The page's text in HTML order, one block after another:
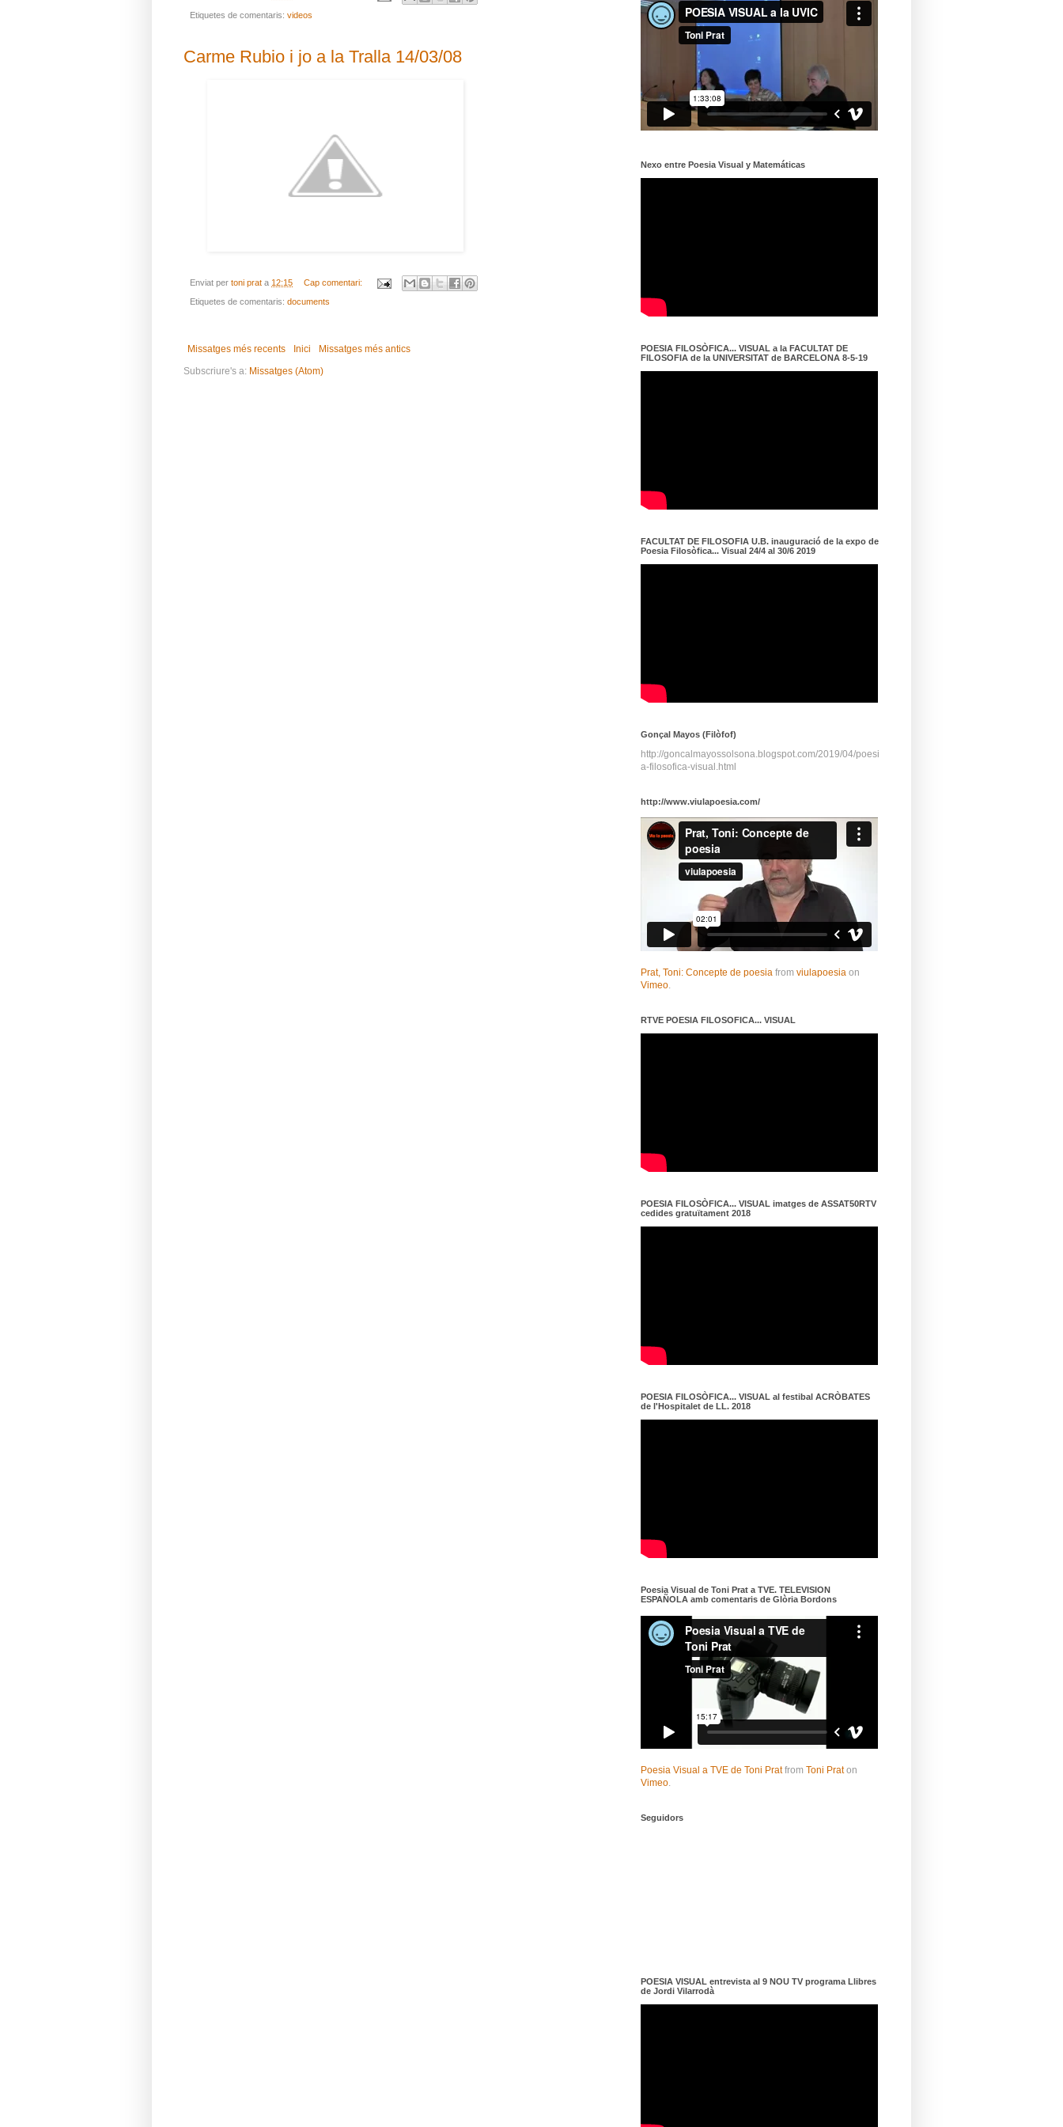
Etiquetes de comentaris: videos
Carme Rubio i jo a la Tralla 14/03/08
Enviat per toni prat a 12:15 Cap comentari:
Etiquetes de comentaris: documents
Missatges més recents Missatges més antics
Inici
Subscriure's a: Missatges (Atom)
Nexo entre Poesia Visual y Matemáticas
POESIA FILOSÒFICA... VISUAL a la FACULTAT DE
FILOSOFIA de la UNIVERSITAT de BARCELONA 8-5-19
FACULTAT DE FILOSOFIA U.B. inauguració de la expo de
Poesia Filosòfica... Visual 24/4 al 30/6 2019
Gonçal Mayos (Filòfof)
http://goncalmayossolsona.blogspot.com/2019/04/poesi
a-filosofica-visual.html
http://www.viulapoesia.com/
Prat, Toni: Concepte de poesia from viulapoesia on
Vimeo.
RTVE POESIA FILOSOFICA... VISUAL
POESIA FILOSÒFICA... VISUAL imatges de ASSAT50RTV
cedides gratuïtament 2018
POESIA FILOSÒFICA... VISUAL al festibal ACRÒBATES
de l'Hospitalet de LL. 2018
Poesia Visual de Toni Prat a TVE. TELEVISION
ESPAÑOLA amb comentaris de Glòria Bordons
Poesia Visual a TVE de Toni Pratfrom Toni Praton
Vimeo.
Seguidors
POESIA VISUAL entrevista al 9 NOU TV programa Llibres
de Jordi Vilarrodà